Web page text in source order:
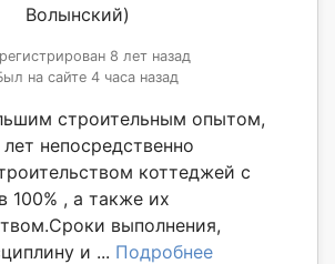
Волынский)
8 лет назад
на сайте 4 часа назад
строительным опытом,
непосредственно
коттеджей с
100% , а также их
выполнения,
и ... Подробнее